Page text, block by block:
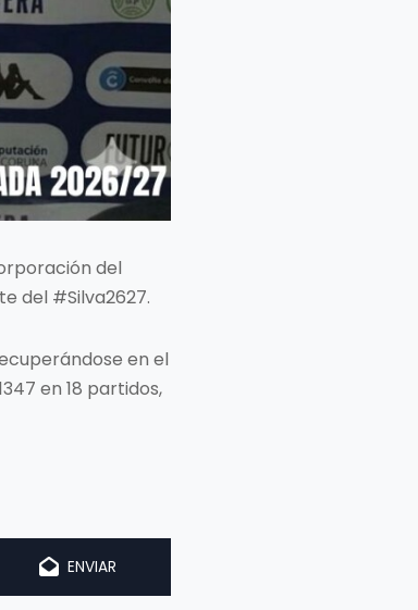
del
del #Silva2627.
en el
en 18 partidos,
ENVIAR